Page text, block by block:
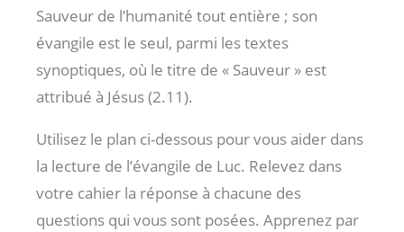
Sauveur de l’humanité tout entière ; son
évangile est le seul, parmi les textes
synoptiques, où le titre de « Sauveur » est
attribué à Jésus (2.11).
Utilisez le plan ci-dessous pour vous aider dans
la lecture de l’évangile de Luc. Relevez dans
votre cahier la réponse à chacune des
questions qui vous sont posées. Apprenez par